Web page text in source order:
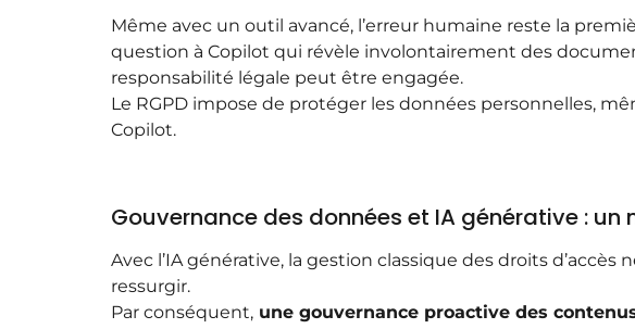
Même avec un outil avancé, l’erreur humaine reste la
question à Copilot qui révèle involontairement des
responsabilité légale peut être engagée.
Le RGPD impose de protéger les données personnelles,
Copilot.
Gouvernance des données et IA générative : un
Avec l’IA générative, la gestion classique des droits
ressurgir.
Par conséquent, une gouvernance proactive des